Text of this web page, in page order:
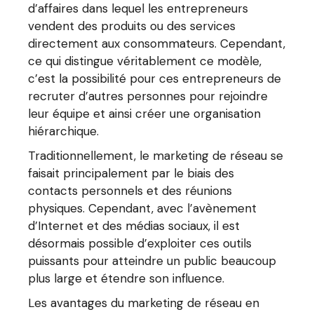
d’affaires dans lequel les entrepreneurs
vendent des produits ou des services
directement aux consommateurs. Cependant,
ce qui distingue véritablement ce modèle,
c’est la possibilité pour ces entrepreneurs de
recruter d’autres personnes pour rejoindre
leur équipe et ainsi créer une organisation
hiérarchique.
Traditionnellement, le marketing de réseau se
faisait principalement par le biais des
contacts personnels et des réunions
physiques. Cependant, avec l’avènement
d’Internet et des médias sociaux, il est
désormais possible d’exploiter ces outils
puissants pour atteindre un public beaucoup
plus large et étendre son influence.
Les avantages du marketing de réseau en